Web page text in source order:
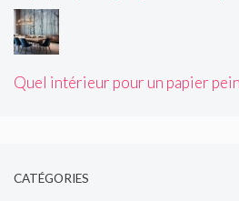
Quel intérieur pour un papier
CATÉGORIES